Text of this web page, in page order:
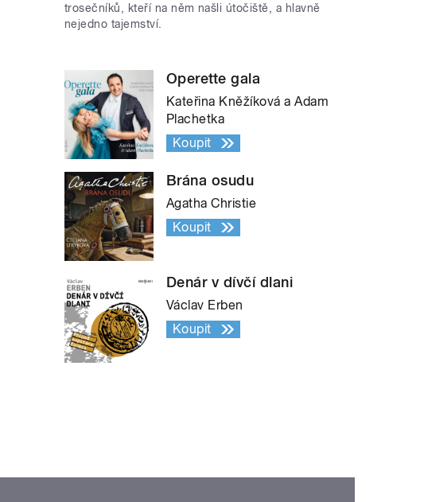
trosečníků, kteří na něm našli útočiště, a hlavně
nejedno tajemství.
Operette gala
Kateřina Kněžíková a Adam
Plachetka
Koupit
Brána osudu
Agatha Christie
Koupit
Denár v dívčí dlani
Václav Erben
Koupit